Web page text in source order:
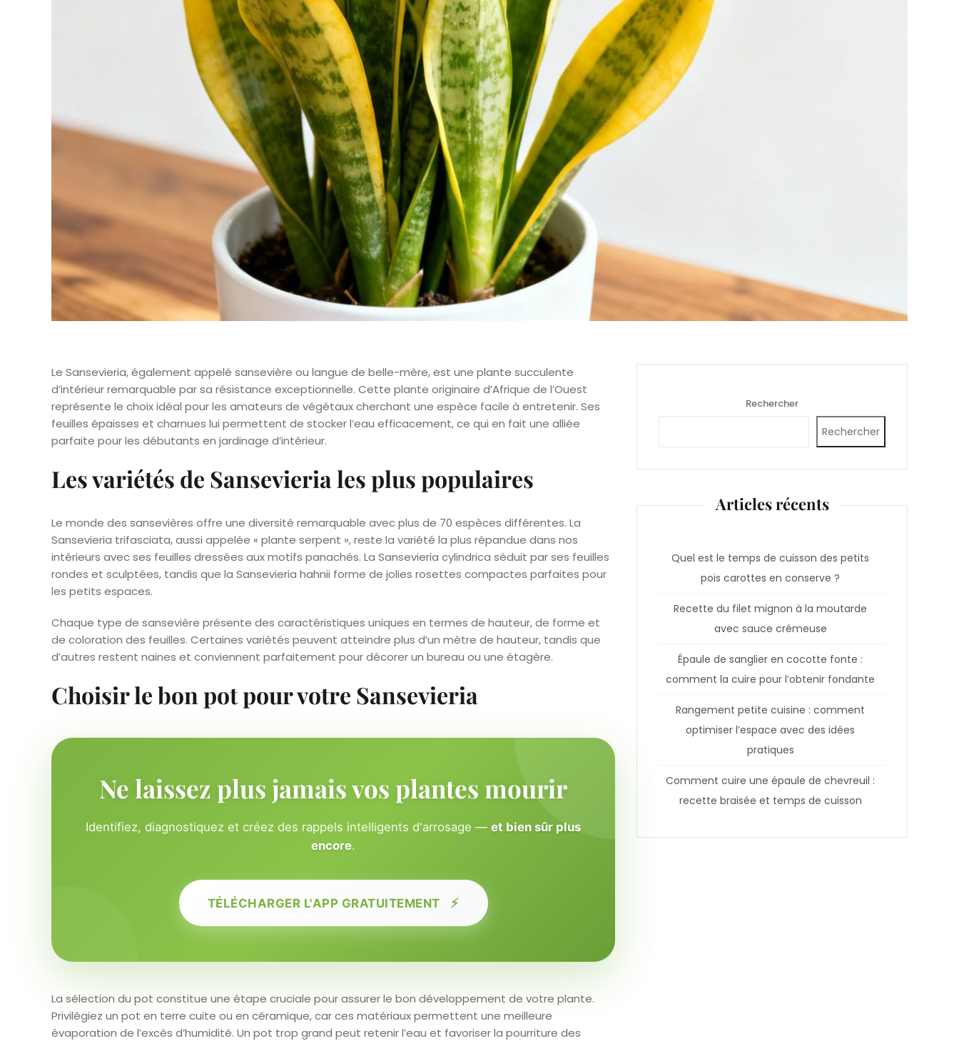
Le Sansevieria, également appelé sansevière ou langue de belle-mère, est une plante succulente
d’intérieur remarquable par sa résistance exceptionnelle. Cette plante originaire d’Afrique de l’Ouest
représente le choix idéal pour les amateurs de végétaux cherchant une espèce facile à entretenir. Ses
feuilles épaisses et charnues lui permettent de stocker l’eau efficacement, ce qui en fait une alliée
parfaite pour les débutants en jardinage d’intérieur.
Les variétés de Sansevieria les plus populaires
Le monde des sansevières offre une diversité remarquable avec plus de 70 espèces différentes. La
Sansevieria trifasciata, aussi appelée « plante serpent », reste la variété la plus répandue dans nos
intérieurs avec ses feuilles dressées aux motifs panachés. La Sansevieria cylindrica séduit par ses feuilles
rondes et sculptées, tandis que la Sansevieria hahnii forme de jolies rosettes compactes parfaites pour
les petits espaces.
Chaque type de sansevière présente des caractéristiques uniques en termes de hauteur, de forme et
de coloration des feuilles. Certaines variétés peuvent atteindre plus d’un mètre de hauteur, tandis que
d’autres restent naines et conviennent parfaitement pour décorer un bureau ou une étagère.
Choisir le bon pot pour votre Sansevieria
Ne laissez plus jamais vos plantes mourir
Identifiez, diagnostiquez et créez des rappels intelligents d'arrosage — et bien sûr plus
encore.
TÉLÉCHARGER L'APP GRATUITEMENT ⚡
La sélection du pot constitue une étape cruciale pour assurer le bon développement de votre plante.
Privilégiez un pot en terre cuite ou en céramique, car ces matériaux permettent une meilleure
évaporation de l’excès d’humidité. Un pot trop grand peut retenir l’eau et favoriser la pourriture des
Rechercher
Rechercher
Articles récents
Quel est le temps de cuisson des petits
pois carottes en conserve ?
Recette du filet mignon à la moutarde
avec sauce crémeuse
Épaule de sanglier en cocotte fonte :
comment la cuire pour l’obtenir fondante
Rangement petite cuisine : comment
optimiser l’espace avec des idées
pratiques
Comment cuire une épaule de chevreuil :
recette braisée et temps de cuisson